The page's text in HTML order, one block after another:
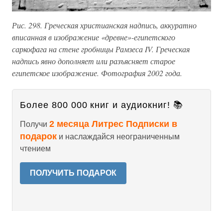
Рис. 298. Греческая христианская надпись, аккуратно
вписанная в изображение «древне»-египетского
саркофага на стене гробницы Рамзеса IV. Греческая
надпись явно дополняет или разъясняет старое
египетское изображение. Фотография 2002 года.
Более 800 000 книг и аудиокниг! 📚
Получи 2 месяца Литрес Подписки в
подарок и наслаждайся неограниченным
чтением
ПОЛУЧИТЬ ПОДАРОК